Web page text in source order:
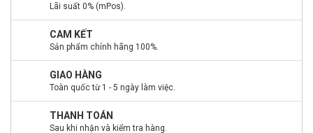
Lãi suất 0% (mPos).
CAM KẾT
Sản phẩm chính hãng 100%.
GIAO HÀNG
Toàn quốc từ 1 - 5 ngày làm việc.
THANH TOÁN
Sau khi nhận và kiểm tra hàng.